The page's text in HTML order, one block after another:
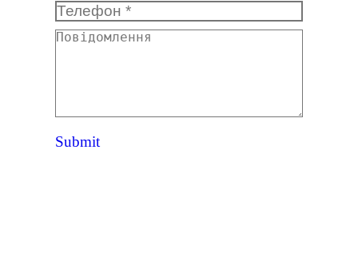
Телефон *
Повідомлення
Submit